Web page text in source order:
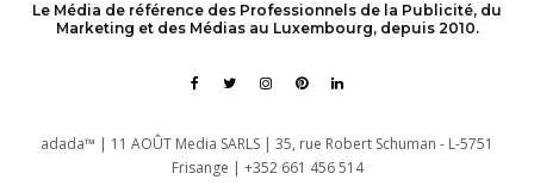
Le Média de référence des Professionnels de la Publicité, du
Marketing et des Médias au Luxembourg, depuis 2010.
adada™ | 11 AOÛT Media SARLS | 35, rue Robert Schuman - L-5751
Frisange | +352 661 456 514